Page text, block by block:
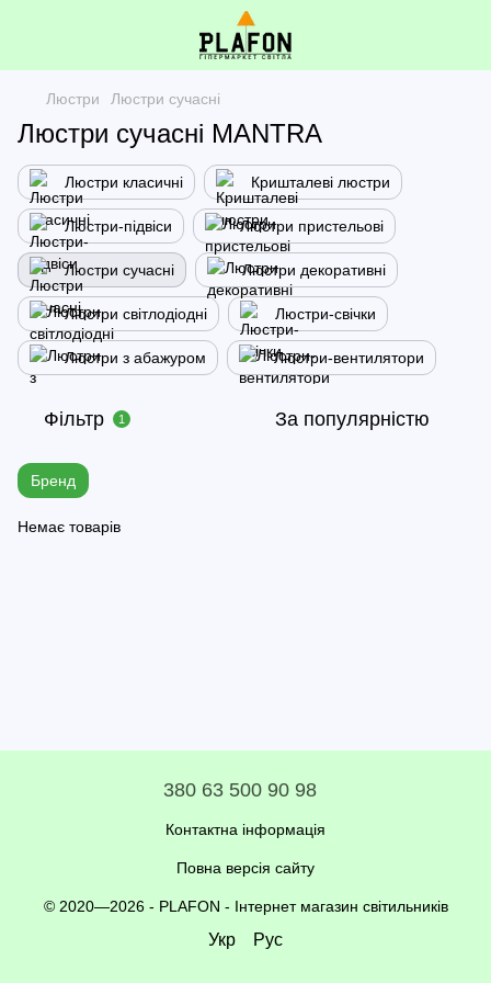
Люстри Люстри сучасні
Люстри сучасні MANTRA
Люстри класичні Кришталеві люстри
Люстри-підвіси Люстри пристельові
Люстри сучасні Люстри декоративні
Люстри світлодіодні Люстри-свічки
Люстри з абажуром Люстри-вентилятори
Фільтр 1 За популярністю
Бренд
Немає товарів
380 63 500 90 98
Контактна інформація
Повна версія сайту
© 2020—2026 - PLAFON - Інтернет магазин світильників
Укр Рус